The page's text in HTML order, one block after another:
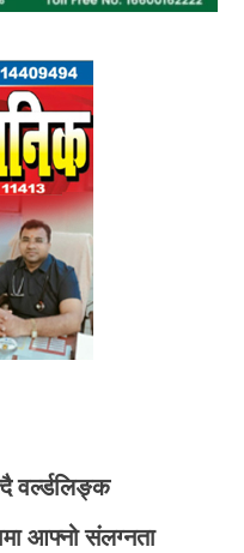
वर्ल्डलिङ्क
आफ्नो संलग्नता